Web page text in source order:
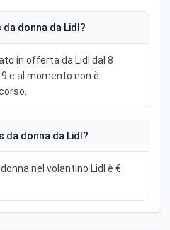
donna da Lidl?
in offerta da Lidl dal 8
e al momento non è
da donna da Lidl?
nel volantino Lidl è €